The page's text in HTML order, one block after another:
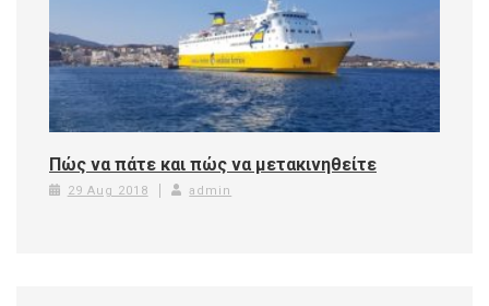
Πώς να πάτε και πώς να μετακινηθείτε
29 Aug 2018 admin